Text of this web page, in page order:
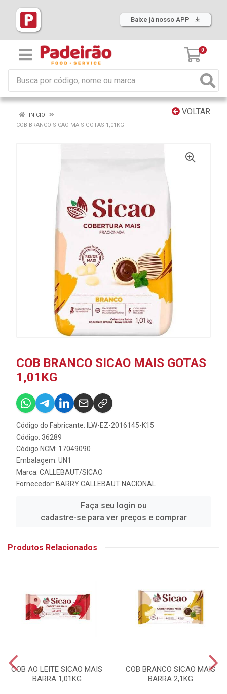
Baixe já nosso APP
0
VOLTAR
INÍCIO
COB BRANCO SICAO MAIS GOTAS 1,01KG
COB BRANCO SICAO MAIS GOTAS
1,01KG
Código do Fabricante: ILW-EZ-2016145-K15
Código: 36289
Código NCM: 17049090
Embalagem: UN1
Marca: CALLEBAUT/SICAO
Fornecedor: BARRY CALLEBAUT NACIONAL
Faça seu login ou
cadastre-se para ver preços e comprar
Produtos Relacionados
COB AO LEITE SICAO MAIS
BARRA 1,01KG
COB BRANCO SICAO MAIS
BARRA 2,1KG